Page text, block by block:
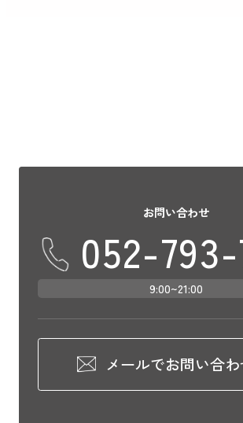
お問い合わせ
052-
9:00~21:00
メールでお問い合